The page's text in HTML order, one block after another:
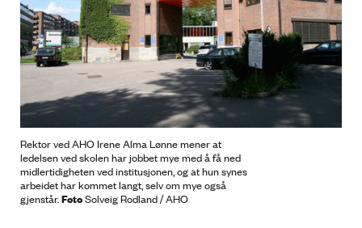
Rektor ved AHO Irene Alma Lønne mener at
ledelsen ved skolen har jobbet mye med å få ned
midlertidigheten ved institusjonen, og at hun synes
arbeidet har kommet langt, selv om mye også
gjenstår.FotoSolveig Rodland / AHO